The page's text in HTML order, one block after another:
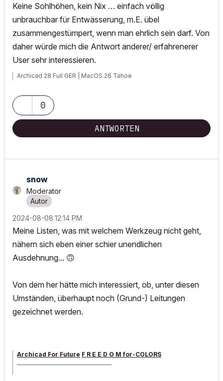
Keine Sohlhöhen, kein Nix … einfach völlig
unbrauchbar für Entwässerung, m.E. übel
zusammengestümpert, wenn man ehrlich sein darf. Von
daher würde mich die Antwort anderer/ erfahrenerer
User sehr interessieren.
Archicad 28 Full GER | MacOS 26 Tahoe
0
ANTWORTEN
snow
Moderator
‎2024-08-08 12:14 PM
Meine Listen, was mit welchem Werkzeug nicht geht,
nähern sich eben einer schier unendlichen
Ausdehnung... 🙃
Von dem her hätte mich interessiert, ob, unter diesen
Umständen, überhaupt noch (Grund-) Leitungen
gezeichnet werden.
Archicad For Future F R E E D O M for-COLORS